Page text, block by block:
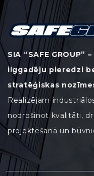
SIA “SAFE
ilggadēju pieredzi
stratēģiskas
Realizējam
nodrošinot kvalitāti,
projektēšanā un